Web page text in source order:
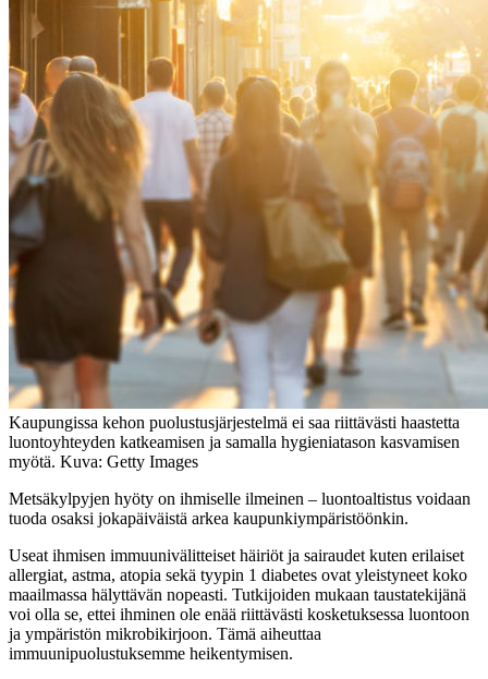
Kaupungissa kehon puolustusjärjestelmä ei saa riittävästi haastetta
luontoyhteyden katkeamisen ja samalla hygieniatason kasvamisen
myötä. Kuva: Getty Images
Metsäkylpyjen hyöty on ihmiselle ilmeinen – luontoaltistus voidaan
tuoda osaksi jokapäiväistä arkea kaupunkiympäristöönkin.
Useat ihmisen immuunivälitteiset häiriöt ja sairaudet kuten erilaiset
allergiat, astma, atopia sekä tyypin 1 diabetes ovat yleistyneet koko
maailmassa hälyttävän nopeasti. Tutkijoiden mukaan taustatekijänä
voi olla se, ettei ihminen ole enää riittävästi kosketuksessa luontoon
ja ympäristön mikrobikirjoon. Tämä aiheuttaa
immuunipuolustuksemme heikentymisen.